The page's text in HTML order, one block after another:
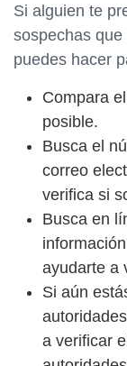
Si alguien te
sospechas
puedes hacer
Compara
posible.
Busca el
correo
verifica si
Busca en
ayudarte a
Si aún
a verificar